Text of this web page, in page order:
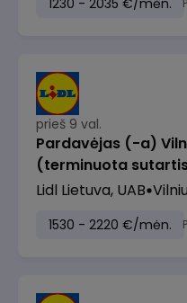
1230 - 2035 €/mėn.
prieš 9 val.
Pardavėjas (-a)
(terminuota
Lidl Lietuva, UAB
1530 - 2220 €/mėn.